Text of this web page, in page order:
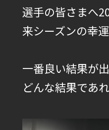
選手の皆さまへ
来シーズンの幸
一番良い結果が
どんな結果であ